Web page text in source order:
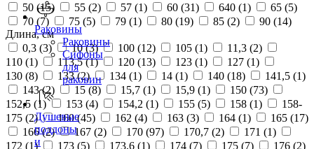
Раковины
Раковины
Сифоны
для
раковин
Душевые
поддоны
и
50 (15) 55 (2) 57 (1) 60 (31) 640 (1) 65 (5)
70 (7) 75 (5) 79 (1) 80 (19) 85 (2) 90 (14)
Длина, см
0,3 (3) 10 (3) 100 (12) 105 (1) 11,3 (2)
110 (1) 113,5 (1) 120 (13) 123 (1) 127 (1)
130 (8) 133 (2) 134 (1) 14 (1) 140 (18) 141,5 (1)
143 (2) 15 (8) 15,7 (1) 15,9 (1) 150 (73)
152,5 (1) 153 (4) 154,2 (1) 155 (5) 158 (1)
158-
175 (2) 160 (45) 162 (4) 163 (3) 164 (1) 165 (17)
166 (2) 167 (2) 170 (97) 170,7 (2) 171 (1)
172 (1) 173 (5) 173,6 (1) 174 (7) 175 (7) 176 (2)